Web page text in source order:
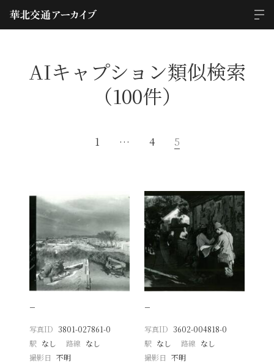
AIキャプション類似検索
（100件）
1 … 4 5
−
写真ID 3801-027861-0
駅 なし 路線 なし
撮影日
不明
−
写真ID 3602-004818-0
駅 なし 路線 なし
撮影日 不明